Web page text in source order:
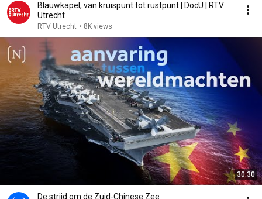
Blauwkapel, van kruispunt tot rustpunt | DocU | RTV
Utrecht
RTV Utrecht • 8K views
30:30
De strijd om de Zuid-Chinese Zee